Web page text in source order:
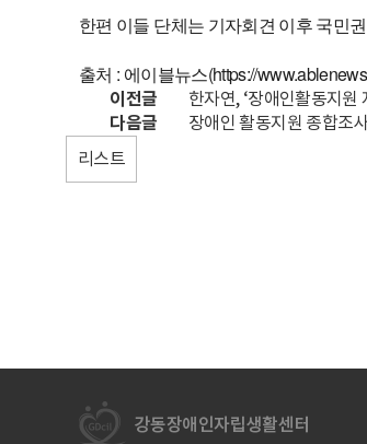
한편 이들 단체는 기자회견 이후 국민
출처 : 에이블뉴스(https://
이전글 한자연, ‘장애인활동지원
다음글
장애인 활동지원 종합조
리스트